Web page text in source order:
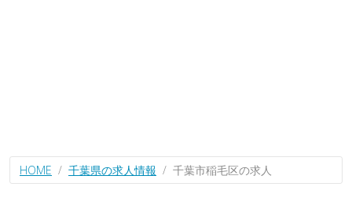
HOME 千葉県の求人情報 千葉市稲毛区の求人